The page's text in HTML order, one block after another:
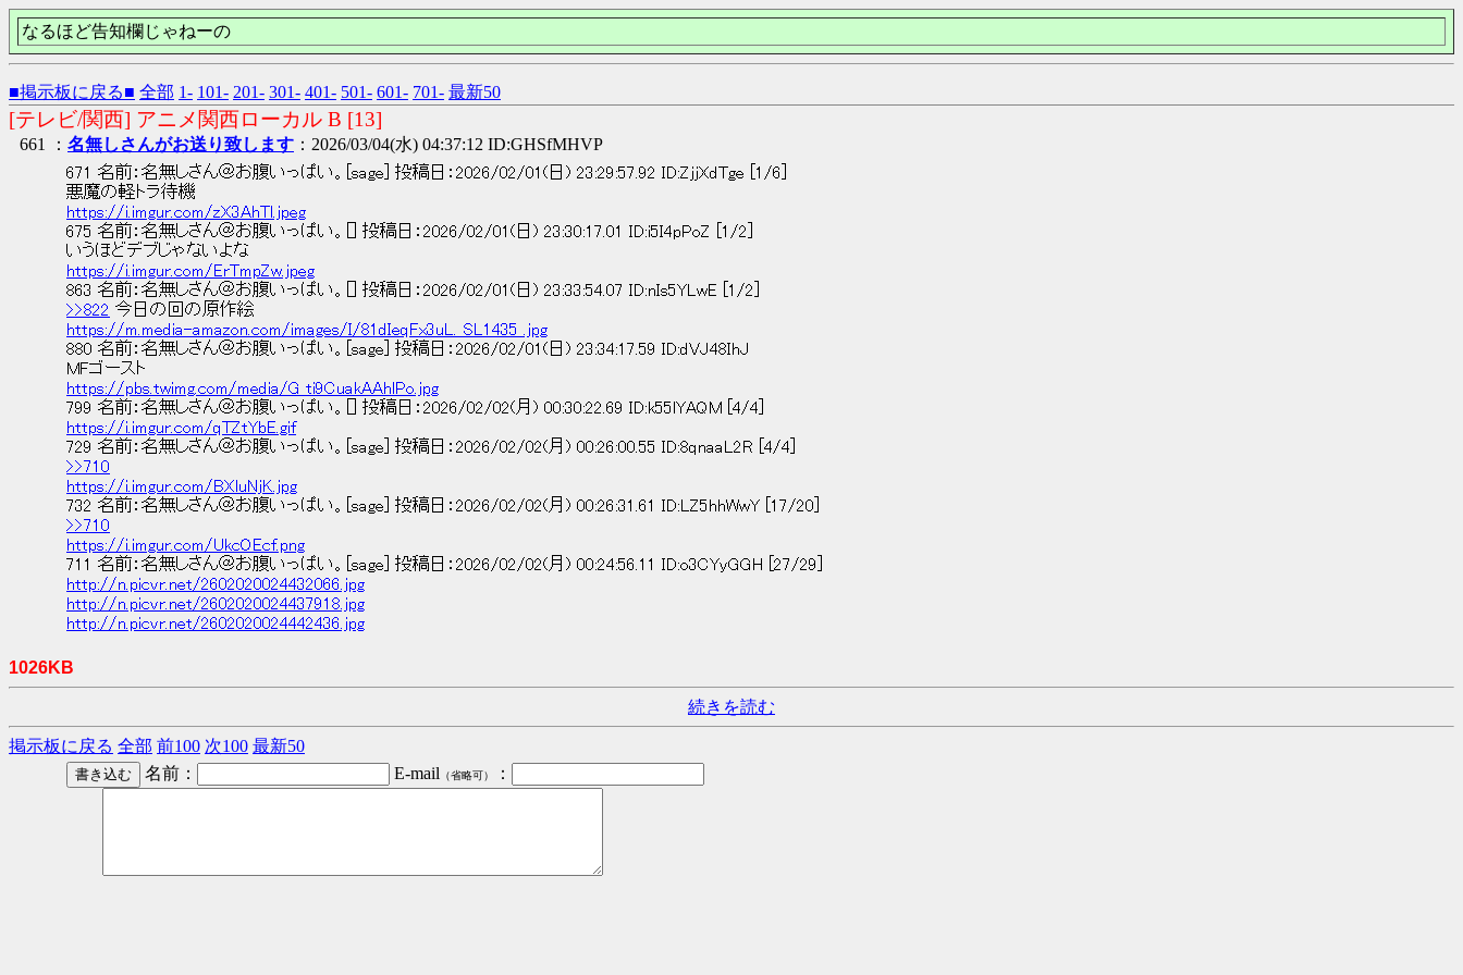
なるほど告知欄じゃねーの
■掲示板に戻る■ 全部 1- 101- 201- 301- 401- 501- 601- 701- 最新50
[テレビ/関西] アニメ関西ローカル B [13]
661 ： 名無しさんがお送り致します ：2026/03/04(水) 04:37:12 ID:GHSfMHVP
671 名前：名無しさん＠お腹いっぱい。[sage] 投稿日：2026/02/01(日) 23:29:57.92 ID:ZjjXdTge [1/6]
悪魔の軽トラ待機
https://i.imgur.com/zX3AhTl.jpeg
675 名前：名無しさん＠お腹いっぱい。[] 投稿日：2026/02/01(日) 23:30:17.01 ID:i5I4pPoZ [1/2]
いうほどデブじゃないよな
https://i.imgur.com/ErTmpZw.jpeg
863 名前：名無しさん＠お腹いっぱい。[] 投稿日：2026/02/01(日) 23:33:54.07 ID:nIs5YLwE [1/2]
>>822 今日の回の原作絵
https://m.media-amazon.com/images/I/81dIeqFx3uL._SL1435_.jpg
880 名前：名無しさん＠お腹いっぱい。[sage] 投稿日：2026/02/01(日) 23:34:17.59 ID:dVJ48IhJ
MFゴースト
https://pbs.twimg.com/media/G_ti9CuakAAhlPo.jpg
799 名前：名無しさん＠お腹いっぱい。[] 投稿日：2026/02/02(月) 00:30:22.69 ID:k55lYAQM [4/4]
https://i.imgur.com/qTZtYbE.gif
729 名前：名無しさん＠お腹いっぱい。[sage] 投稿日：2026/02/02(月) 00:26:00.55 ID:8qnaaL2R [4/4]
>>710
https://i.imgur.com/BXluNjK.jpg
732 名前：名無しさん＠お腹いっぱい。[sage] 投稿日：2026/02/02(月) 00:26:31.61 ID:LZ5hhWwY [17/20]
>>710
https://i.imgur.com/UkcOEcf.png
711 名前：名無しさん＠お腹いっぱい。[sage] 投稿日：2026/02/02(月) 00:24:56.11 ID:o3CYyGGH [27/29]
http://n.picvr.net/2602020024432066.jpg
http://n.picvr.net/2602020024437918.jpg
http://n.picvr.net/2602020024442436.jpg
1026KB
続きを読む
掲示板に戻る 全部 前100 次100 最新50
名前：
E-mail （省略可） ：